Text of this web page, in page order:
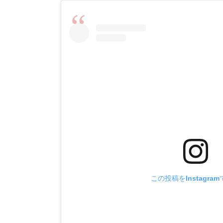
この投稿をInstagram